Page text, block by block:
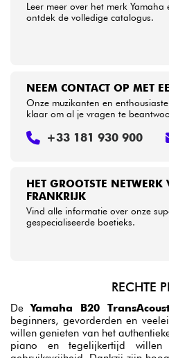
Leer meer over het merk Yamaha
ontdek de volledige catalogus.
HET GROOTSTE
FRANKRIJK
Vind alle informatie over onze
gespecialiseerde boetieks.
NEEM CONTACT OP MET
Onze muzikanten en
klaar om al je vragen te
+33 181 930 900
RECHTE
DeYamaha B20
beginners, gevorderden en
willen genieten van het
piano en tegelijkertijd